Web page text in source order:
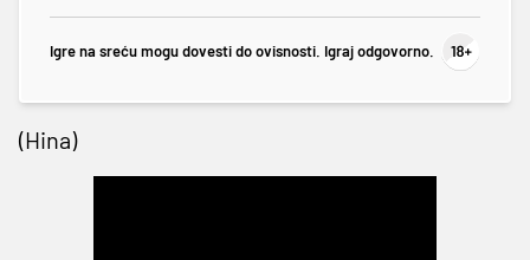
Igre na sreću mogu dovesti do ovisnosti. Igraj odgovorno.
(Hina)